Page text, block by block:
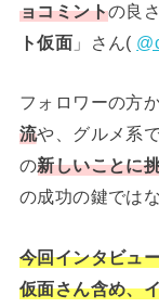
ョコミントの良
ト仮面 」さん(
フォロワーの方
流や、グルメ系
の新しいことに
の成功の鍵では
今回インタビュ
仮面さん含め、